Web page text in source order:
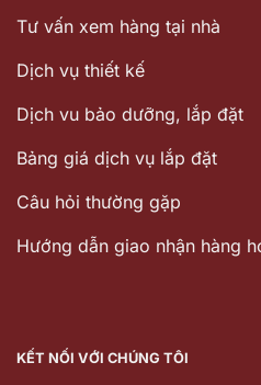
Tư vấn xem hàng tại nhà
Dịch vụ thiết kế
Dịch vu bảo dưỡng, lắp đặt
Bảng giá dịch vụ lắp đặt
Câu hỏi thường gặp
Hướng dẫn giao nhận hàng
KẾT NỐI VỚI CHÚNG TÔI